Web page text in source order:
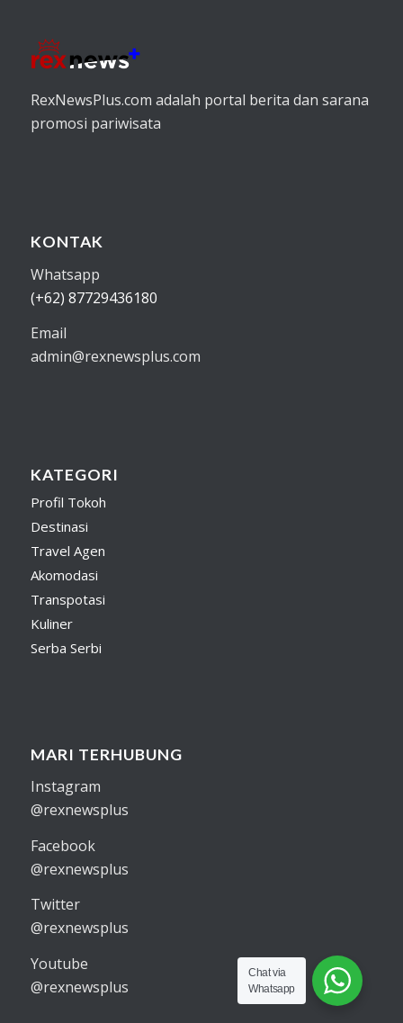
RexNewsPlus.com adalah portal berita dan sarana
promosi pariwisata
KONTAK
Whatsapp
(+62) 87729436180
Email
admin@rexnewsplus.com
KATEGORI
Profil Tokoh
Destinasi
Travel Agen
Akomodasi
Transpotasi
Kuliner
Serba Serbi
MARI TERHUBUNG
Instagram
@rexnewsplus
Facebook
@rexnewsplus
Twitter
@rexnewsplus
Youtube
@rexnewsplus
Chat via
Whatsapp